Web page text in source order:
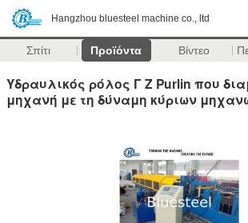
Hangzhou bluesteel machine co., ltd
Σπίτι Προϊόντα Βίντεο
Υδραυλικός ρόλος Γ Ζ Purlin που
μηχανή με τη δύναμη κύριων